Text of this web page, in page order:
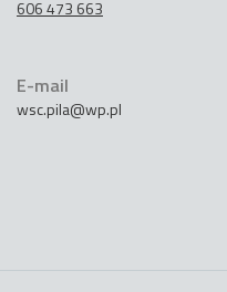
606 473 663
E-mail
wsc.pila@wp.pl